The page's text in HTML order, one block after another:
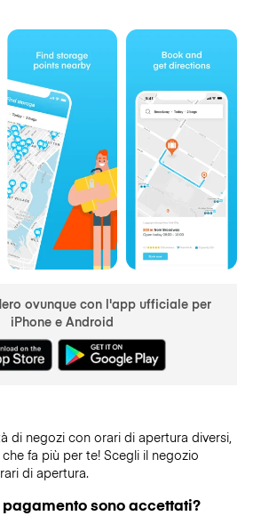
ovunque con l'app ufficiale per
iPhone e Android
di negozi con orari di apertura diversi,
fa più per te! Scegli il negozio
di apertura.
sono accettati?